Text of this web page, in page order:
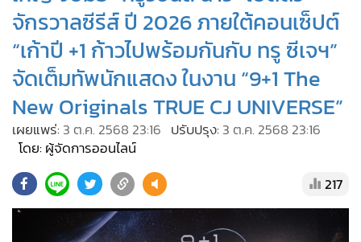
Online Section
• บันเทิง
ผู้จัดการรายวัน
• คอลัมนิสต์
• ละคร
• CbizReview
Cyber BIZ
• ผู้จัดกวน
• Good health & Well-being
Green Innovation & SD
จักรวาลซีรีส์ ปี 2026 ภายใต้คอนเซ็ปต์
“เก้าปี +1 ก้าวไปพร้อมกันกับ ทรู ซีเจฯ”
จัดเต็มทัพนักแสดง ในงาน “9+1 The
New Originals TRUE CJ UNIVERSE”
เผยแพร่: 3 ต.ค. 2568 23:16 ปรับปรุง: 3 ต.ค. 2568 23:16
โดย: ผู้จัดการออนไลน์
217